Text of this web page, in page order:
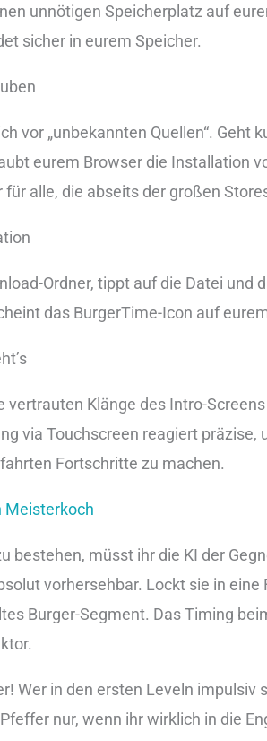
unnötigen Speicherplatz auf
sicher in eurem Speicher.
vor „unbekannten Quellen“. Geht
eurem Browser die Installation
alle, die abseits der großen
Ordner, tippt auf die Datei und
das BurgerTime-Icon auf
vertrauten Klänge des Intro-
via Touchscreen reagiert
Fortschritte zu machen.
Meisterkoch
bestehen, müsst ihr die KI der
vorhersehbar. Lockt sie in
Burger-Segment. Das Timing
Wer in den ersten Leveln impulsiv
nur, wenn ihr wirklich in die